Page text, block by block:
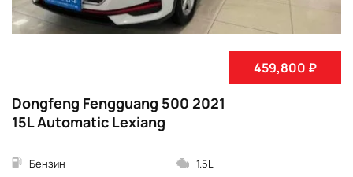
459,800 ₽
Dongfeng Fengguang 500 2021
15L Automatic Lexiang
Бензин
1.5L